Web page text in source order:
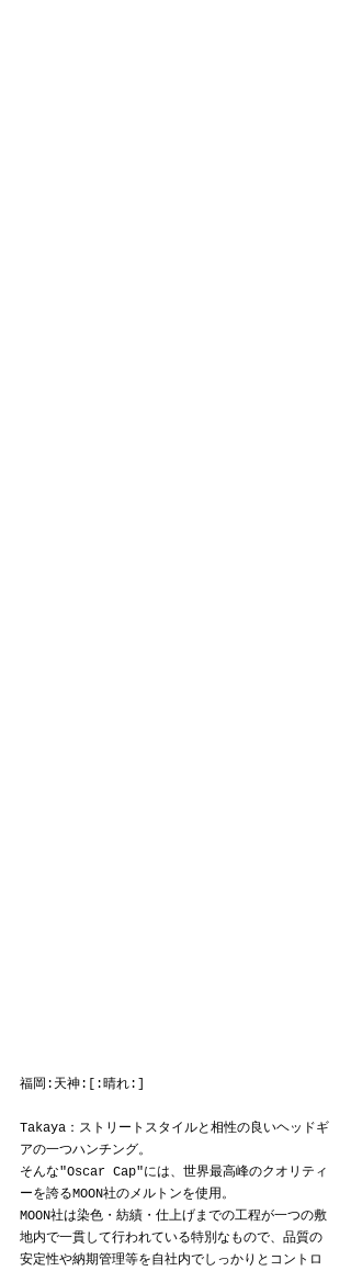
福岡:天神:[:晴れ:]
Takaya：ストリートスタイルと相性の良いヘッドギ
アの一つハンチング。
そんな"Oscar Cap"には、世界最高峰のクオリティ
ーを誇るMOON社のメルトンを使用。
MOON社は染色・紡績・仕上げまでの工程が一つの敷
地内で一貫して行われている特別なもので、品質の
安定性や納期管理等を自社内でしっかりとコントロ